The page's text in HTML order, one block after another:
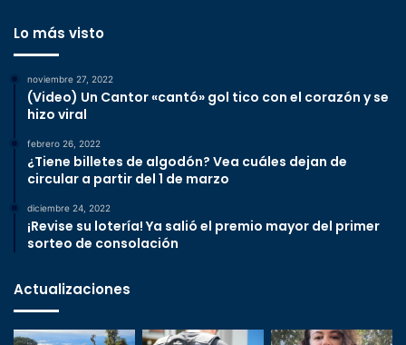
Lo más visto
noviembre 27, 2022
(Video) Un Cantor «cantó» gol tico con el corazón y se
hizo viral
febrero 26, 2022
¿Tiene billetes de algodón? Vea cuáles dejan de
circular a partir del 1 de marzo
diciembre 24, 2022
¡Revise su lotería! Ya salió el premio mayor del primer
sorteo de consolación
Actualizaciones